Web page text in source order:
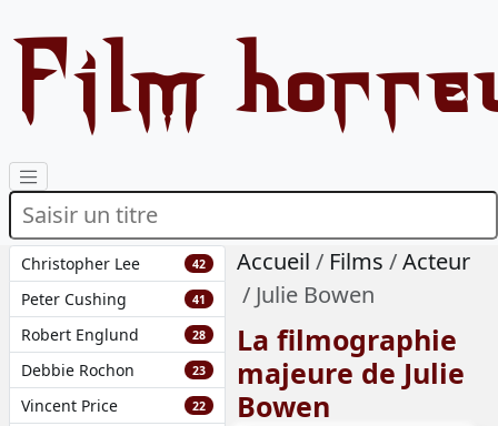
Film
Christopher Lee 42
Peter Cushing 41
Robert Englund 28
Debbie Rochon 23
Vincent Price 22
Accueil Films
Acteur
Julie Bowen
La filmographie
majeure de Julie
Bowen